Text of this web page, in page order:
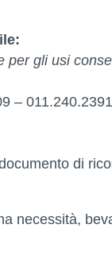
per gli usi
–
di
necessità,